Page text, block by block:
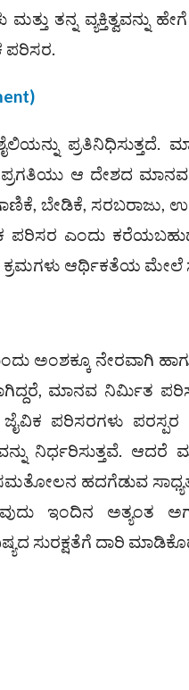
ತನ್ನ ವ್ಯಕ್ತಿತ್ವವನ್ನು
ಪರಿಸರ.
)
ಪ್ರತಿನಿಧಿಸುತ್ತದೆ.
ಆ ದೇಶದ ಮಾನವನ
ಬೇಡಿಕೆ, ಸರಬರಾಜು,
ಪರಿಸರ ಎಂದು
ಆರ್ಥಿಕತೆಯ ಮೇಲೆ
ಅಂಶಕ್ಕೂ ನೇರವಾಗಿ
ಮಾನವ ನಿರ್ಮಿತ
ಜೈವಿಕ ಪರಿಸರಗಳು
ನಿರ್ಧರಿಸುತ್ತವೆ.
ಹದಗೆಡುವ
ಇಂದಿನ ಅತ್ಯಂತ
ಸುರಕ್ಷತೆಗೆ ದಾರಿ